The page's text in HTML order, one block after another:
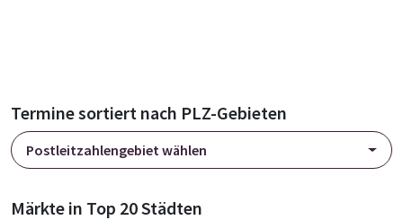
Termine sortiert nach PLZ-Gebieten
Postleitzahlengebiet wählen
Märkte in Top 20 Städten